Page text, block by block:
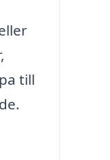
till